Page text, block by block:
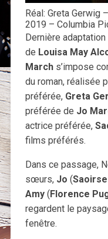
Réal: Greta Gerwig
2019 – Columbia
Dernière
de Louisa May
Marchs’impose
du roman, réalisée
préférée, Greta
préférée de Jo
actrice préférée,
films préférés.
Dans ce passage,
sœurs, Jo (
Amy( Florence
regardent le
fenêtre.